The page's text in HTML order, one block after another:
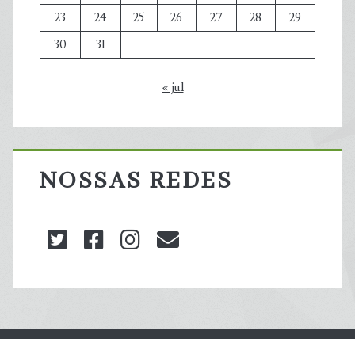
23
24 25 26 27 28
29
30
31
« jul
NOSSAS REDES
twitterfacebookinstagram